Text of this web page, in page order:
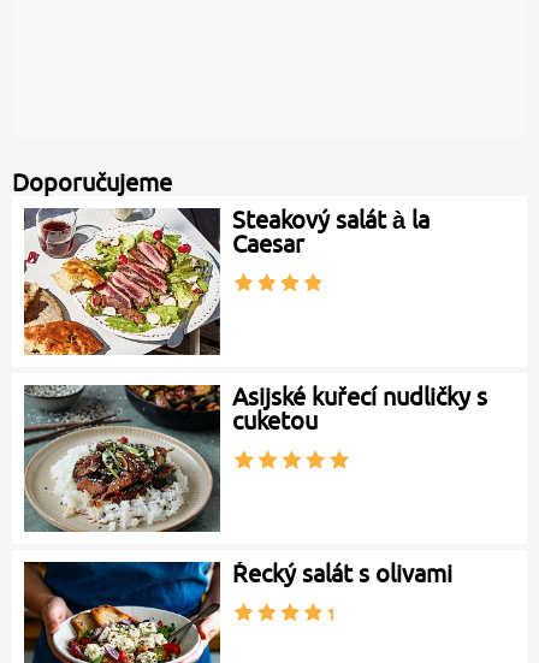
Doporučujeme
Steakový salát à la
Caesar
Asijské kuřecí nudličky s
cuketou
Řecký salát s olivami